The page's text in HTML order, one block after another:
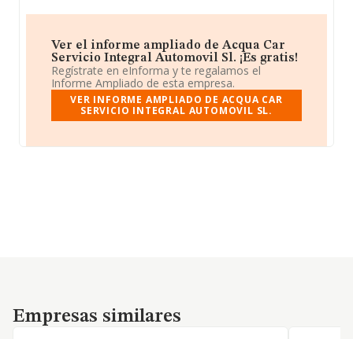
Ver el informe ampliado de Acqua Car
Servicio Integral Automovil Sl. ¡Es gratis!
Regístrate en eInforma y te regalamos el
Informe Ampliado de esta empresa.
VER INFORME AMPLIADO DE ACQUA CAR
SERVICIO INTEGRAL AUTOMOVIL SL.
Empresas similares
Empresas similares